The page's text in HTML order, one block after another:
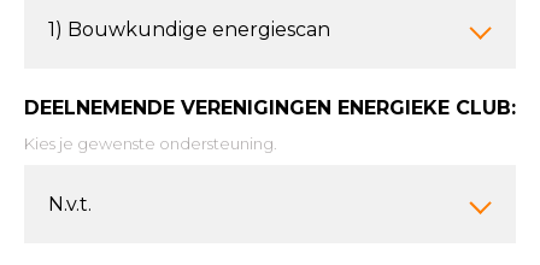
1) Bouwkundige energiescan
DEELNEMENDE VERENIGINGEN ENERGIEKE CLUB:
Kies je gewenste ondersteuning.
N.v.t.